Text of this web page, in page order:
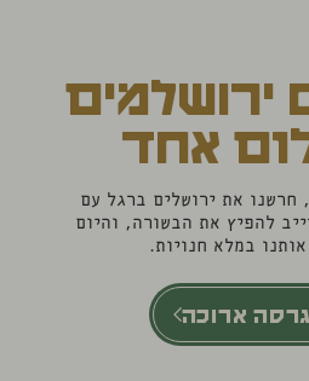
ירושלמים
אחד
חרשנו את ירושלים ברגל עם
להפיץ את הבשורה, והיום
במלא חנויות.
ארוכה